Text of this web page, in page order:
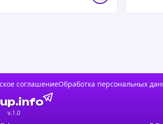
соглашениеОбработка персональных
v.1.0